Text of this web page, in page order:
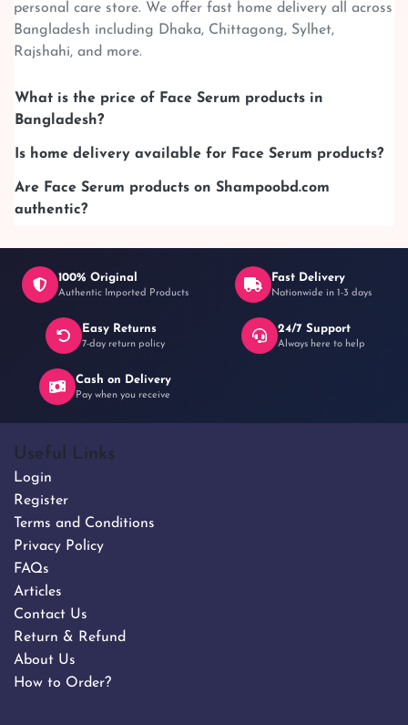
personal care store. We offer fast home delivery all across
Bangladesh including Dhaka, Chittagong, Sylhet,
Rajshahi, and more.
What is the price of Face Serum products in
Bangladesh?
Is home delivery available for Face Serum products?
Are Face Serum products on Shampoobd.com
authentic?
100% Original
Authentic Imported Products
Fast Delivery
Nationwide in 1-3 days
Easy Returns
7-day return policy
24/7 Support
Always here to help
Cash on Delivery
Pay when you receive
Useful Links
Login
Register
Terms and Conditions
Privacy Policy
FAQs
Articles
Contact Us
Return & Refund
About Us
How to Order?